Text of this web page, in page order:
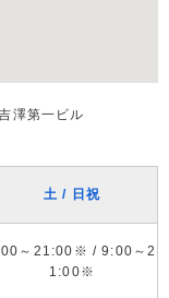
澤第一ビル
土 / 日祝
～21:00※ / 9:00～2
1:00※